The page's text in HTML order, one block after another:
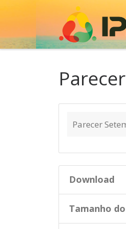
Skip to content
Parecer
Download
Tamanho